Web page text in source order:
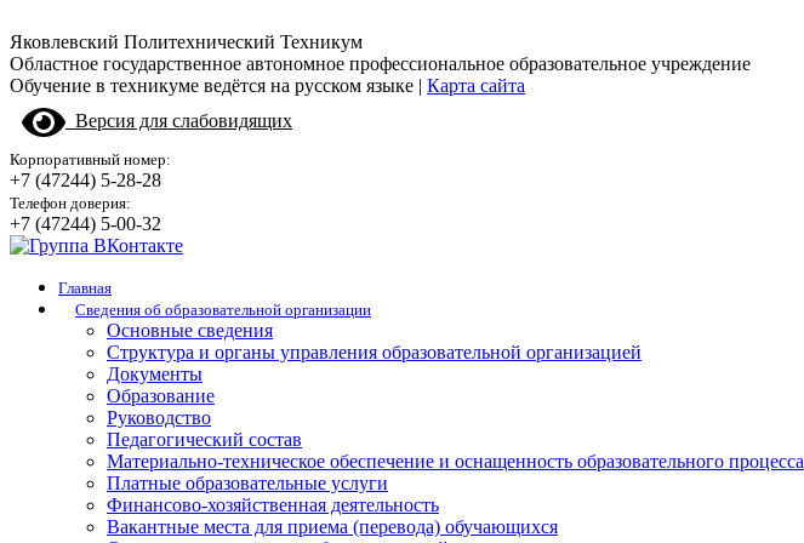
Яковлевский Политехнический Техникум
Областное государственное автономное профессиональное образовательное учреждение
Обучение в техникуме ведётся на русском языке | Карта сайта
Версия для слабовидящих
Корпоративный номер:
+7 (47244) 5-28-28
Телефон доверия:
+7 (47244) 5-00-32
Главная
Сведения об образовательной организации
Основные сведения
Структура и органы управления образовательной организацией
Документы
Образование
Руководство
Педагогический состав
Материально-техническое обеспечение и оснащенность образовательного процесса
Платные образовательные услуги
Финансово-хозяйственная деятельность
Вакантные места для приема (перевода) обучающихся